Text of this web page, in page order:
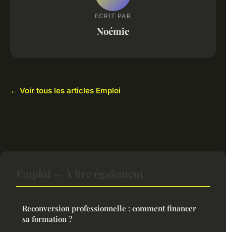
ECRIT PAR
Noémie
← Voir tous les articles Emploi
Reconversion professionnelle : comment financer
sa formation ?